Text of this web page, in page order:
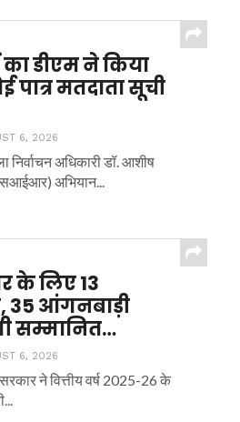
डीएम ने किया
पात्र मतदाता सूची
6, 2026
निर्वाचन अधिकारी डॉ. आशीष
अभियान...
के लिए 13
35 आंगनबाड़ी
सम्मानित…
6, 2026
ने वित्तीय वर्ष 2025-26 के